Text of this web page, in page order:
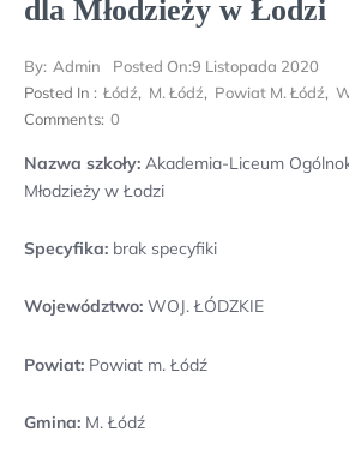
dla Młodzieży w Łodzi
By: Admin Posted On:9 Listopada 2020
Posted In : Łódź, M. Łódź, Powiat M. Łódź,
Comments: 0
Nazwa szkoły: Akademia-Liceum
Młodzieży w Łodzi
Specyfika: brak specyfiki
Województwo: WOJ. ŁÓDZKIE
Powiat: Powiat m. Łódź
Gmina: M. Łódź